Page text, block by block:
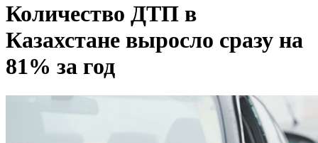
Количество ДТП в
Казахстане выросло сразу на
81% за год